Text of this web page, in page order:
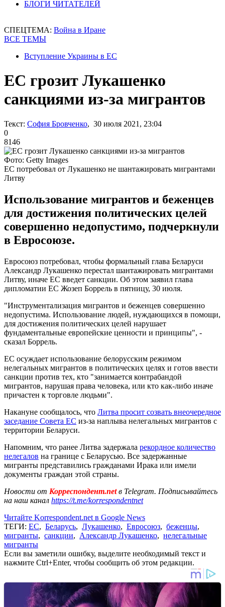
БЛОГИ ЧИТАТЕЛЕЙ
СПЕЦТЕМА: Война в Иране
ВСЕ ТЕМЫ
Вступление Украины в ЕС
ЕС грозит Лукашенко
санкциями из-за мигрантов
Текст: София Бровченко, 30 июля 2021, 23:04
0
8146
Фото: Getty Images
ЕС потребовал от Лукашенко не шантажировать мигрантами
Литву
Использование мигрантов и беженцев
для достижения политических целей
совершенно недопустимо, подчеркнули
в Евросоюзе.
Евросоюз потребовал, чтобы формальный глава Беларуси
Александр Лукашенко перестал шантажировать мигрантами
Литву, иначе ЕС введет санкции. Об этом заявил глава
дипломатии ЕС Жозеп Боррель в пятницу, 30 июля.
"Инструментализация мигрантов и беженцев совершенно
недопустима. Использование людей, нуждающихся в помощи,
для достижения политических целей нарушает
фундаментальные европейские ценности и принципы", -
сказал Боррель.
ЕС осуждает использование белорусским режимом
нелегальных мигрантов в политических целях и готов ввести
санкции против тех, кто "занимается контрабандой
мигрантов, нарушая права человека, или кто как-либо иначе
причастен к торговле людьми".
Накануне сообщалось, что Литва просит созвать внеочередное
заседание Совета ЕС из-за наплыва нелегальных мигрантов с
территории Беларуси.
Напомним, что ранее Литва задержала рекордное количество
нелегалов на границе с Беларусью. Все задержанные
мигранты представились гражданами Ирака или имели
документы граждан этой страны.
Новости от Корреспондент.netв Telegram. Подписывайтесь
на наш канал https://t.me/korrespondentnet
Читайте Korrespondent.net в Google News
ТЕГИ: ЕС, Беларусь, Лукашенко, Евросоюз, беженцы,
мигранты, санкции, Александр Лукашенко, нелегальные
мигранты
Если вы заметили ошибку, выделите необходимый текст и
нажмите Ctrl+Enter, чтобы сообщить об этом редакции.